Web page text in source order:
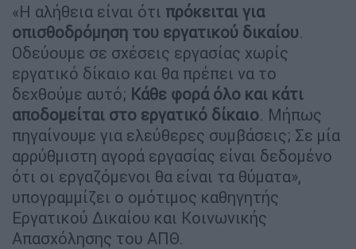
«Η αλήθεια είναι ότι πρόκειται για
οπισθοδρόμηση του εργατικού δικαίου.
Οδεύουμε σε σχέσεις εργασίας χωρίς
εργατικό δίκαιο και θα πρέπει να το
δεχθούμε αυτό; Κάθε φορά όλο και κάτι
αποδομείται στο εργατικό δίκαιο. Μήπως
πηγαίνουμε για ελεύθερες συμβάσεις; Σε μία
αρρύθμιστη αγορά εργασίας είναι δεδομένο
ότι οι εργαζόμενοι θα είναι τα θύματα»,
υπογραμμίζει ο ομότιμος καθηγητής
Εργατικού Δικαίου και Κοινωνικής
Απασχόλησης του ΑΠΘ.